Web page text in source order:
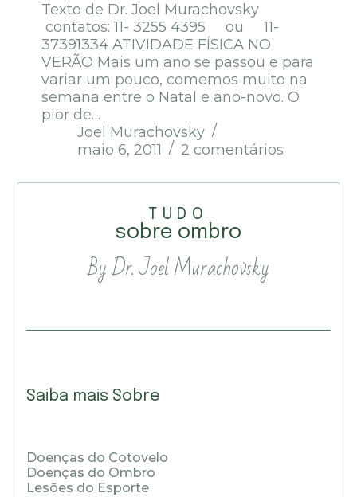
Texto de Dr. Joel Murachovsky
contatos: 11- 3255 4395 ou 11-
37391334 ATIVIDADE FÍSICA NO
VERÃO Mais um ano se passou e para
variar um pouco, comemos muito na
semana entre o Natal e ano-novo. O
pior de…
Joel Murachovsky
maio 6, 2011
2 comentários
TUDO
sobre ombro
By Dr. Joel Murachovsky
Saiba mais Sobre
Doenças do Cotovelo
Doenças do Ombro
Lesões do Esporte